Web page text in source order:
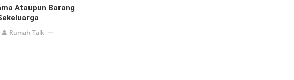
Ataupun Barang
Rumah Talk